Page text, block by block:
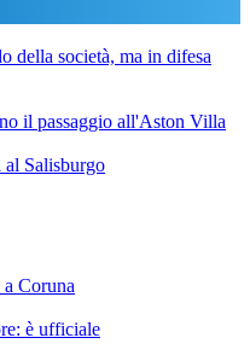
della società, ma in difesa
il passaggio all'Aston Villa
Salisburgo
Coruna
è ufficiale